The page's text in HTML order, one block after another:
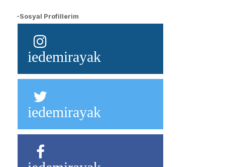
-Sosyal Profillerim
iedemirayak
iedemirayak